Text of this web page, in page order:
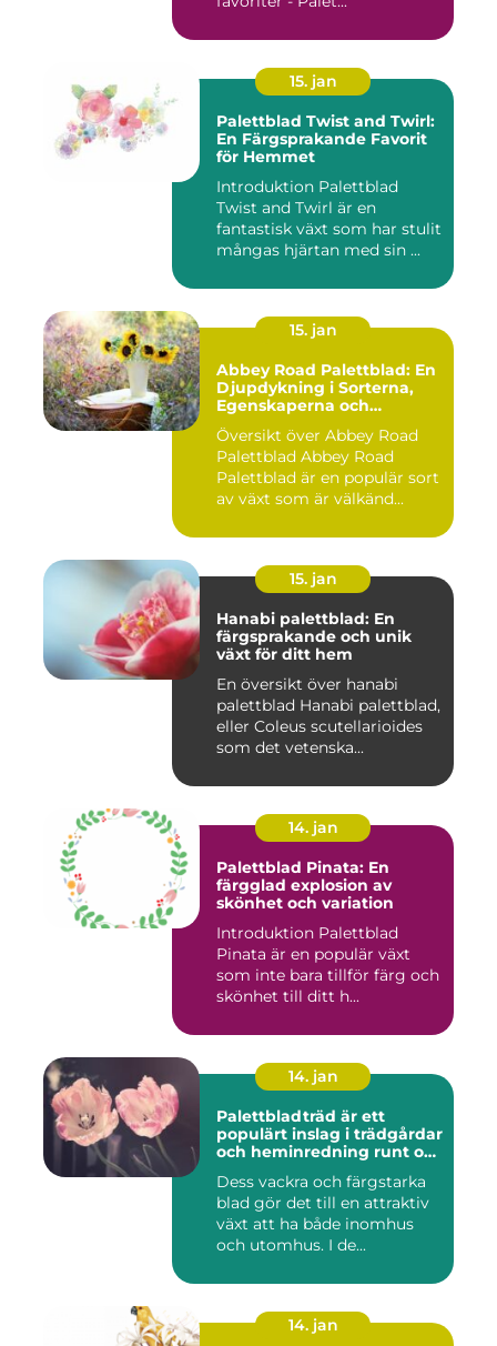
15. jan
Palettblad Twist and Twirl:
En Färgsprakande Favorit
för Hemmet
Introduktion Palettblad
Twist and Twirl är en
fantastisk växt som har stulit
mångas hjärtan med sin ...
15. jan
Abbey Road Palettblad: En
Djupdykning i Sorterna,
Egenskaperna och
Historien
Översikt över Abbey Road
Palettblad Abbey Road
Palettblad är en populär sort
av växt som är välkänd...
15. jan
Hanabi palettblad: En
färgsprakande och unik
växt för ditt hem
En översikt över hanabi
palettblad Hanabi palettblad,
eller Coleus scutellarioides
som det vetenska...
14. jan
Palettblad Pinata: En
färgglad explosion av
skönhet och variation
Introduktion Palettblad
Pinata är en populär växt
som inte bara tillför färg och
skönhet till ditt h...
14. jan
Palettbladträd är ett
populärt inslag i trädgårdar
och heminredning runt om
Dess vackra och färgstarka
blad gör det till en attraktiv
växt att ha både inomhus
och utomhus. I de...
14. jan